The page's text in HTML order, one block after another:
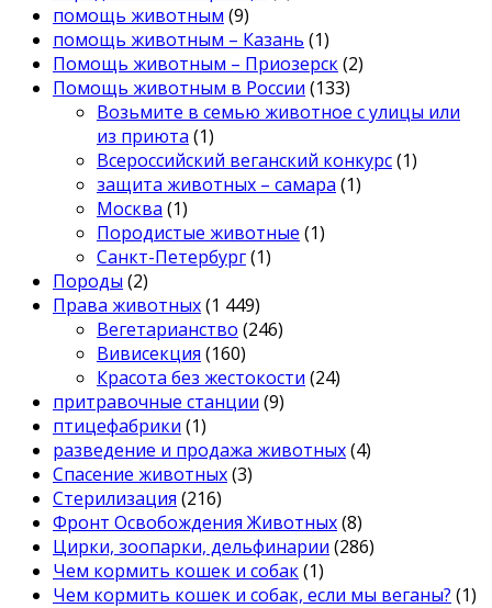
помощь животным (9)
помощь животным – Казань (1)
Помощь животным – Приозерск(2)
Помощь животным в России (133)
Возьмите в семью животное с улицы или
из приюта (1)
Всероссийский веганский конкурс(1)
защита животных – самара (1)
Москва (1)
Породистые животные (1)
Санкт-Петербург(1)
Породы (2)
Права животных(1 449)
Вегетарианство (246)
Вивисекция (160)
Красота без жестокости (24)
притравочные станции (9)
птицефабрики (1)
разведение и продажа животных(4)
Спасение животных(3)
Стерилизация (216)
Фронт Освобождения Животных(8)
Цирки, зоопарки, дельфинарии (286)
Чем кормить кошек и собак(1)
Чем кормить кошек и собак, если мы веганы? (1)